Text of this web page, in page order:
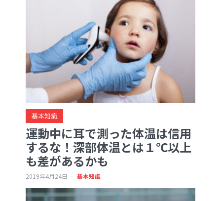
基本知識
運動中に耳で測った体温は信用
するな！深部体温とは１℃以上
も差があるかも
2019年4月24日 基本知識